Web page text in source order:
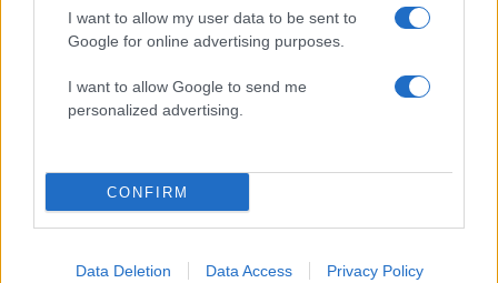
I want to allow my user data to be sent to
Google for online advertising purposes.
I want to allow Google to send me
personalized advertising.
CONFIRM
Data Deletion Data Access Privacy Policy
07:1612.05.20
Μία σταγόνα ιστορίας: Η δίκη των τόνων